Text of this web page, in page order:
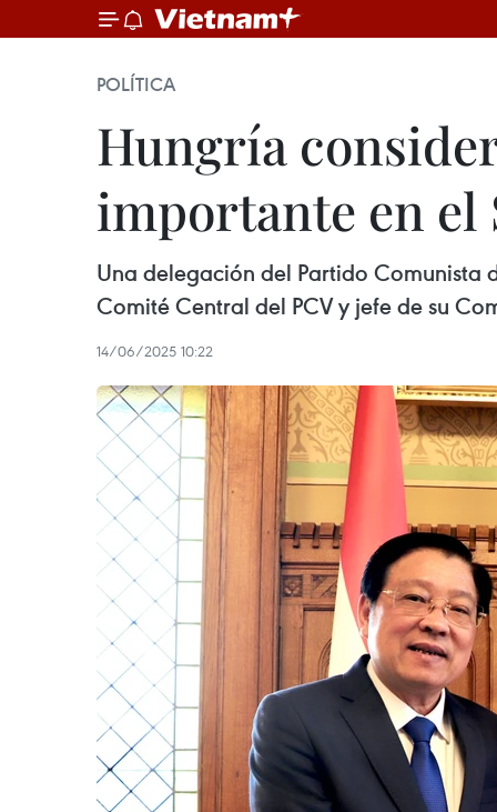
POLÍTICA
Hungría
importante en el
Una delegación del Partido Comunista
Comité Central del PCV y jefe de su
14/06/2025 10:22